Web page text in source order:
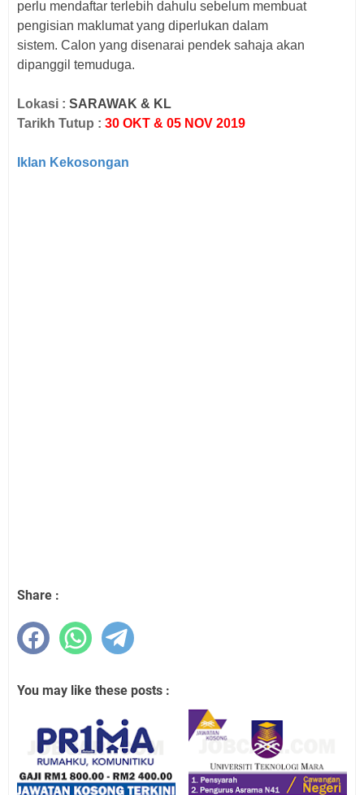
perlu mendaftar terlebih dahulu sebelum membuat
pengisian maklumat yang diperlukan dalam
sistem. Calon yang disenarai pendek sahaja akan
dipanggil temuduga.
Lokasi : SARAWAK & KL
Tarikh Tutup : 30 OKT & 05 NOV 2019
Iklan Kekosongan
Share :
You may like these posts :